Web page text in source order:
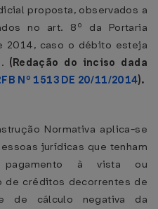
proposta, observados a
no art. 8º da Portaria
2014, caso o débito esteja
(Redação do inciso dada
Nº 1513 DE 20/11/2014).
Normativa aplica-se
jurídicas que tenham
pagamento à vista ou
de créditos decorrentes de
de cálculo negativa da